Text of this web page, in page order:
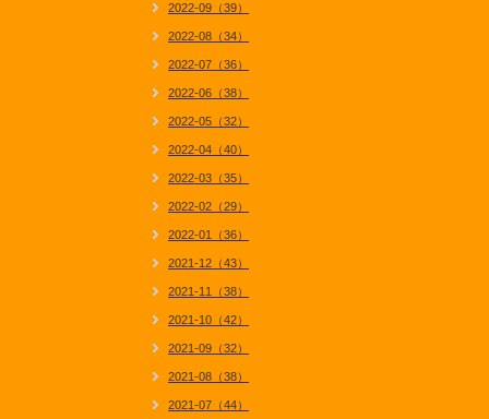
2022-09（39）
2022-08（34）
2022-07（36）
2022-06（38）
2022-05（32）
2022-04（40）
2022-03（35）
2022-02（29）
2022-01（36）
2021-12（43）
2021-11（38）
2021-10（42）
2021-09（32）
2021-08（38）
2021-07（44）